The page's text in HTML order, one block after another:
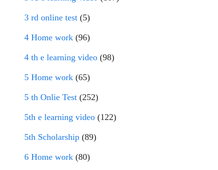
3 rd online test (5)
4 Home work (96)
4 th e learning video (98)
5 Home work (65)
5 th Onlie Test (252)
5th e learning video (122)
5th Scholarship (89)
6 Home work (80)